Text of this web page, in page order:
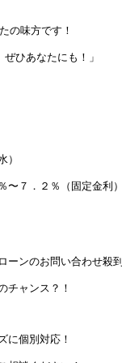
の味方です！
ひあなたにも！」
）
〜７．２％（固定金利
ーンのお問い合わせ殺
チャンス？！
に個別対応！